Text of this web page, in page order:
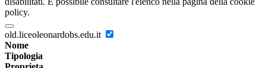
policy.
old.liceoleonardobs.edu.it
Nome
Tipologia